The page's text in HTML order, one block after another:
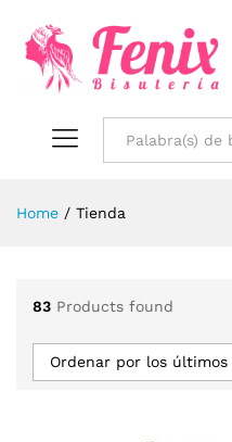
Home / Tienda
83 Products found
Ordenar por los últimos